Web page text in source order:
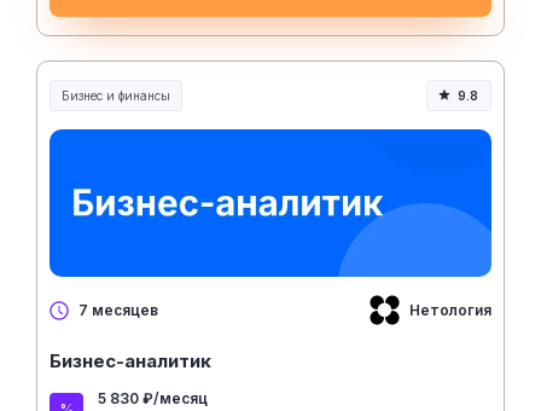
Бизнес и финансы 9.8
7 месяцев Нетология
Бизнес-аналитик
5 830 ₽/месяц